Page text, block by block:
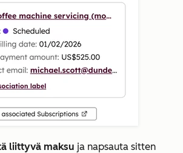
liittyvä maksu ja napsauta sitten